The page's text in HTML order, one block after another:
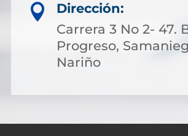

Dirección:
Carrera 3 No 2- 47.
Progreso,
Nariño